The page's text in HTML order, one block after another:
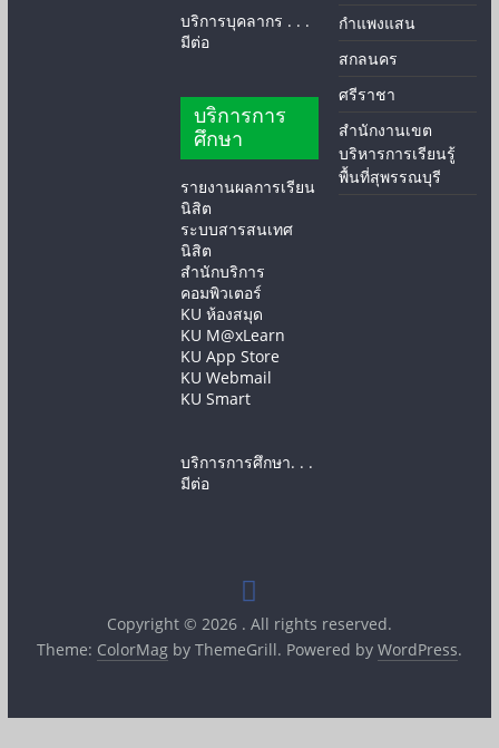
บริการบุคลากร . . .
มีต่อ
บริการการ
ศึกษา
รายงานผลการเรียน
นิสิต
ระบบสารสนเทศ
นิสิต
สำนักบริการ
คอมพิวเตอร์
KU ห้องสมุด
KU M@xLearn
KU App Store
KU Webmail
KU Smart
บริการการศึกษา. . .
มีต่อ
กำแพงแสน
สกลนคร
ศรีราชา
สำนักงานเขต
บริหารการเรียนรู้
พื้นที่สุพรรณบุรี
Copyright © 2026 . All rights reserved.
Theme: ColorMagby ThemeGrill. Powered by WordPress.